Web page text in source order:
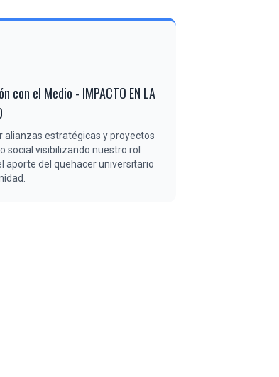
con el Medio - IMPACTO EN LA
alianzas estratégicas y proyectos
social visibilizando nuestro rol
aporte del quehacer universitario